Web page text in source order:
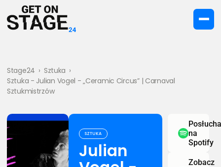
Stage24 › Sztuka ›
Sztuka - Julian Vogel - „Ceramic Circus” | Carnaval
Sztukmistrzów
SZTUKA
Julian
na
Spotify
Zobacz